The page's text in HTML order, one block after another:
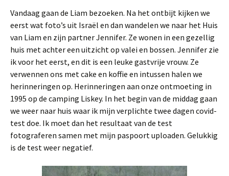
Vandaag gaan de Liam bezoeken. Na het ontbijt kijken we
eerst wat foto’s uit Israël en dan wandelen we naar het Huis
van Liam en zijn partner Jennifer. Ze wonen in een gezellig
huis met achter een uitzicht op valei en bossen. Jennifer zie
ik voor het eerst, en dit is een leuke gastvrije vrouw. Ze
verwennen ons met cake en koffie en intussen halen we
herinneringen op. Herinneringen aan onze ontmoeting in
1995 op de camping Liskey. In het begin van de middag gaan
we weer naar huis waar ik mijn verplichte twee dagen covid-
test doe. Ik moet dan het resultaat van de test
fotograferen samen met mijn paspoort uploaden. Gelukkig
is de test weer negatief.